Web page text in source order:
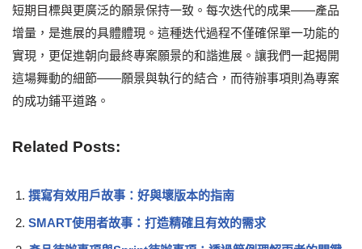
短期目標與更廣泛的願景保持一致。每次迭代的成果——產品
增量，是進展的具體體現。這種迭代過程不僅確保單一功能的
實現，更促進朝向最終專案願景的和諧進展。讓我們一起揭開
這場舞動的細節——願景與執行的結合，而待辦事項則為專案
的成功鋪平道路。
Related Posts:
撰寫有效用戶故事：好與壞版本的指南
SMART使用者故事：打造精確且有效的需求